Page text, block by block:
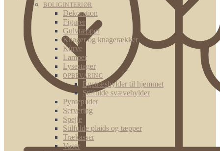
BOLIGINTERIØR
Dekoration
Figurer
Gulvtæpper
Knager og knagerækker
Kurve
Lamper
Lysestager
OPBEVARING
Egetræshylder til hjemmet
Stilfulde svævehylder
Pyntepuder
Servering
Spejle
Stilfulde plaids og tæpper
Trækasser
Vaser